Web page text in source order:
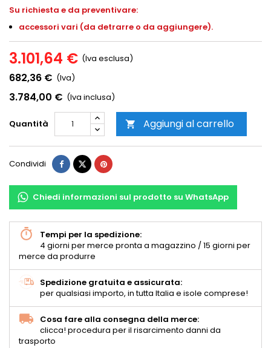
Su richiesta e da preventivare:
accessori vari (da detrarre o da aggiungere).
3.101,64 € (Iva esclusa)
682,36 € (Iva)
3.784,00 € (Iva inclusa)
Quantità  Aggiungi al carrello
Condividi
Chiedi informazioni sul prodotto su WhatsApp
Tempi per la spedizione:
4 giorni per merce pronta a magazzino / 15 giorni per
merce da produrre
Spedizione gratuita e assicurata:
per qualsiasi importo, in tutta Italia e isole comprese!
Cosa fare alla consegna della merce:
clicca! procedura per il risarcimento danni da
trasporto